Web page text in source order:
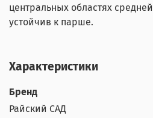
центральных областях
устойчив к парше.
Характеристики
Бренд
Райский САД